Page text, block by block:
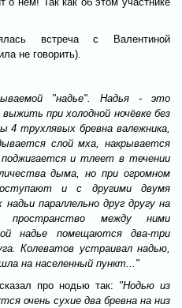
встреча с Валентиной
не говорить).
"надье". Надья - это
при холодной ночёвке без
трухлявых бревна валежника,
слой мха, накрывается
и тлеет в течении
дыма, но при огромном
и с другими двумя
параллельно друг другу на
пространство между ними
надье помещаются два-три
Колеватов устраивал надью,
на населенный пункт..."
про нодью так: "Нодью из
очень сухие два бревна на низ